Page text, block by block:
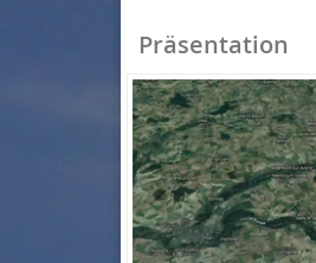
Präsentation